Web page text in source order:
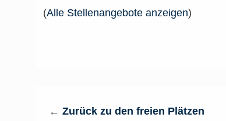
(Alle Stellenangebote anzeigen)
←Zurück zu den freien Plätzen